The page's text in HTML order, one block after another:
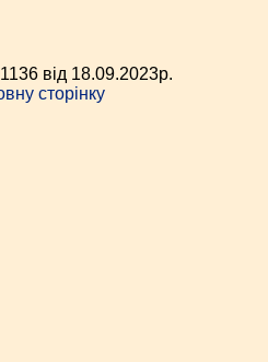
від 18.09.2023p.
сторінку